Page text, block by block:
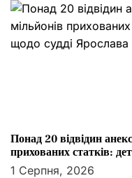
Понад 20 відвідин
прихованих статків:
Ярослава Василенка
1 Серпня, 2026